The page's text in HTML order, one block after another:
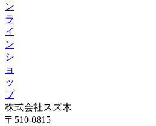
ン
ラ
イ
ン
シ
ョ
ッ
プ
株式会社スズ木
〒510-0815